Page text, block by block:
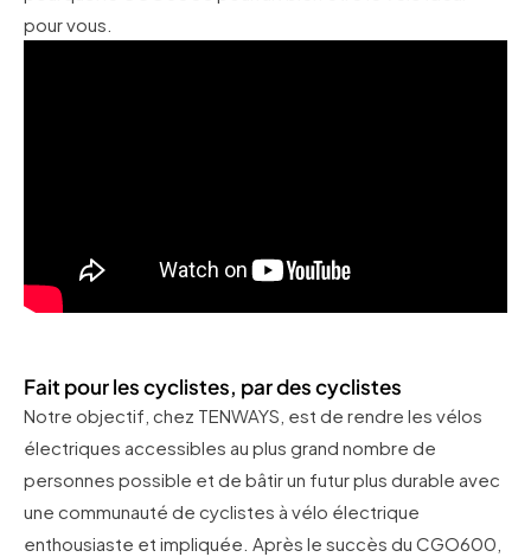
pour vous.
Fait pour les cyclistes, par des cyclistes
Notre objectif, chez TENWAYS, est de rendre les vélos
électriques accessibles au plus grand nombre de
personnes possible et de bâtir un futur plus durable avec
une communauté de cyclistes à vélo électrique
enthousiaste et impliquée. Après le succès du CGO600,